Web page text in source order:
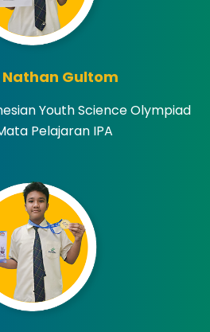
Gultom
Youth Science Olympiad
Pelajaran IPA